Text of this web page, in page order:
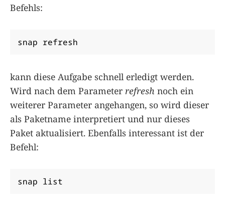
Befehls:
snap refresh
kann diese Aufgabe schnell erledigt werden.
Wird nach dem Parameter refresh noch ein
weiterer Parameter angehangen, so wird dieser
als Paketname interpretiert und nur dieses
Paket aktualisiert. Ebenfalls interessant ist der
Befehl:
snap list